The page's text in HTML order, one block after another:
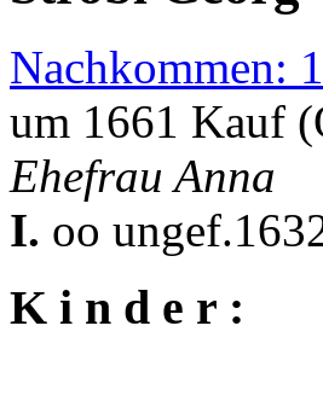
Nachkommen:
um 1661 Kauf
Ehefrau Anna
I. oo
K i n d e r :